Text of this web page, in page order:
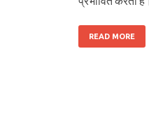
READ MORE